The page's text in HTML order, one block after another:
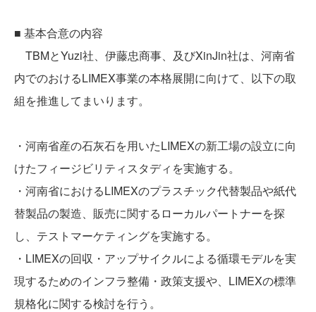
■ 基本合意の内容
TBMとYuzi社、伊藤忠商事、及びXinJin社は、河南省
内でのおけるLIMEX事業の本格展開に向けて、以下の取
組を推進してまいります。
・河南省産の石灰石を用いたLIMEXの新工場の設立に向
けたフィージビリティスタディを実施する。
・河南省におけるLIMEXのプラスチック代替製品や紙代
替製品の製造、販売に関するローカルパートナーを探
し、テストマーケティングを実施する。
・LIMEXの回収・アップサイクルによる循環モデルを実
現するためのインフラ整備・政策支援や、LIMEXの標準
規格化に関する検討を行う。